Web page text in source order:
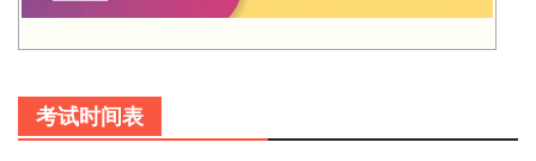
考试时间表